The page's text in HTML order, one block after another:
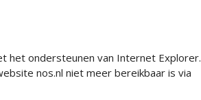
het ondersteunen van Internet Explorer.
nos.nl niet meer bereikbaar is via